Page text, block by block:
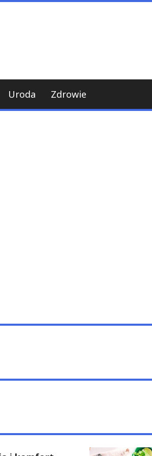
Uroda Zdrowie